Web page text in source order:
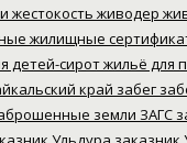
жестокость живодер
жилищные
детей-сиротжильё для
край забег
земли ЗАГС